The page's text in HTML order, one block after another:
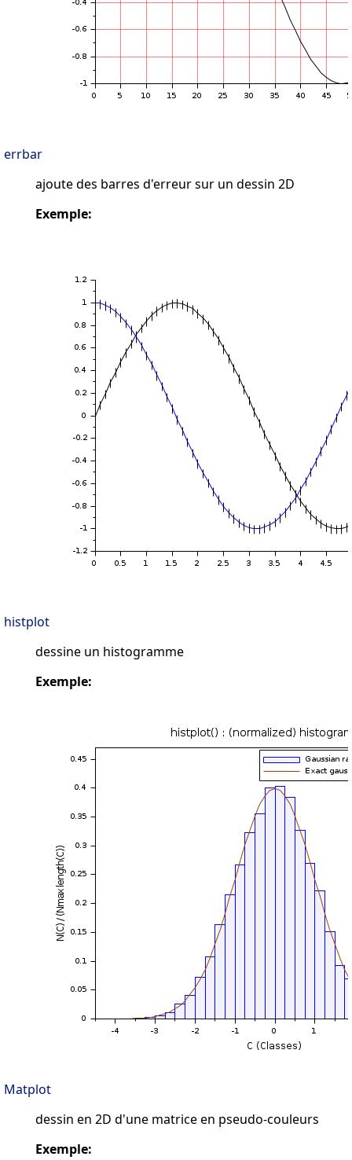
errbar
ajoute des barres d'erreur sur un dessin 2D
Exemple:
histplot
dessine un histogramme
Exemple:
Matplot
dessin en 2D d'une matrice en pseudo-couleurs
Exemple: